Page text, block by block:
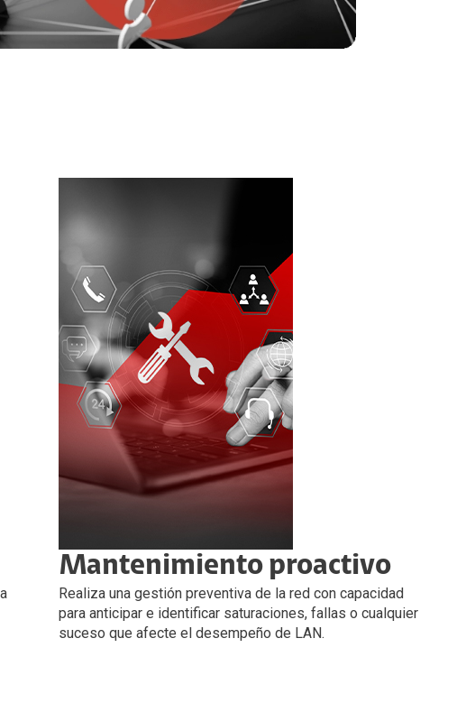
Mantenimiento proactivo
Realiza una gestión preventiva de la red con capacidad
para anticipar e identificar saturaciones, fallas o cualquier
suceso que afecte el desempeño de LAN.